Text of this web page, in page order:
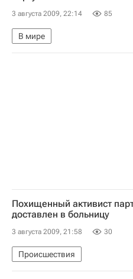
3 августа 2009, 22:14 85
В мире
Похищенный активист
доставлен в больницу
3 августа 2009, 21:58 30
Происшествия